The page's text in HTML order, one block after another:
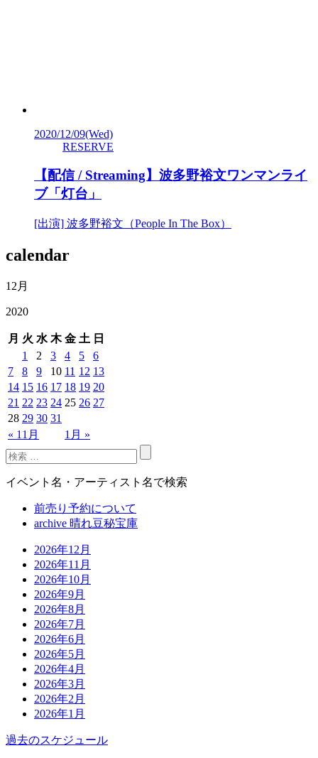
2020/12/09(Wed)
RESERVE
【配信 / Streaming】波多野裕文ワンマンライ
ブ「灯台」
[出演] 波多野裕文（People In The Box）
calendar
12月
2020
月 火 水 木 金 土 日
« 11月 1月 »
1 2 3 4 5
6
7
8 9 10 11 12 13
14 15 16 17 18 19 20
21 22 23 24 25 26 27
28 29 30 31
イベント名・アーティスト名で検索
前売り予約について
archive 晴れ豆秘宝庫
2026年12月
2026年11月
2026年10月
2026年9月
2026年8月
2026年7月
2026年6月
2026年5月
2026年4月
2026年3月
2026年2月
2026年1月
過去のスケジュール